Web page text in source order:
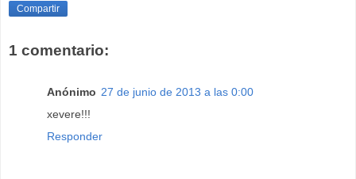
Compartir
1 comentario:
Anónimo 27 de junio de 2013 a las 0:00
xevere!!!
Responder